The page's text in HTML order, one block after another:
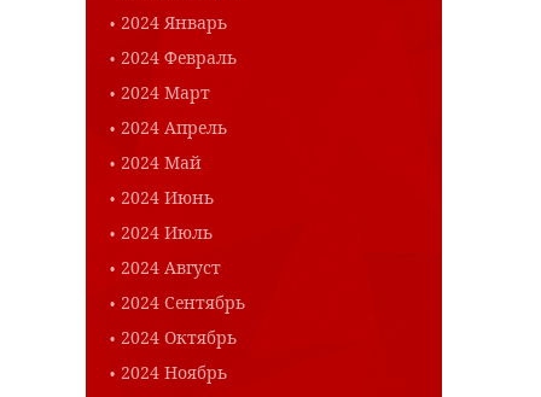
2024 Январь
2024 Февраль
2024 Март
2024 Апрель
2024 Май
2024 Июнь
2024 Июль
2024 Август
2024 Сентябрь
2024 Октябрь
2024 Ноябрь